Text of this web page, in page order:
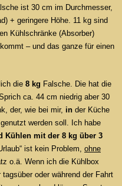
ist 30 cm im Durchmesser,
+ geringere Höhe. 11 kg sind
Kühlschränke (Absorber)
– und das ganze für einen
die 8 kg Falsche. Die hat die
ca. 44 cm niedrig aber 30
der, wie bei mir, in der Küche
werden soll. Ich habe
Kühlen mit der 8 kg über 3
ist kein Problem, ohne
o.ä. Wenn ich die Kühlbox
oder während der Fahrt